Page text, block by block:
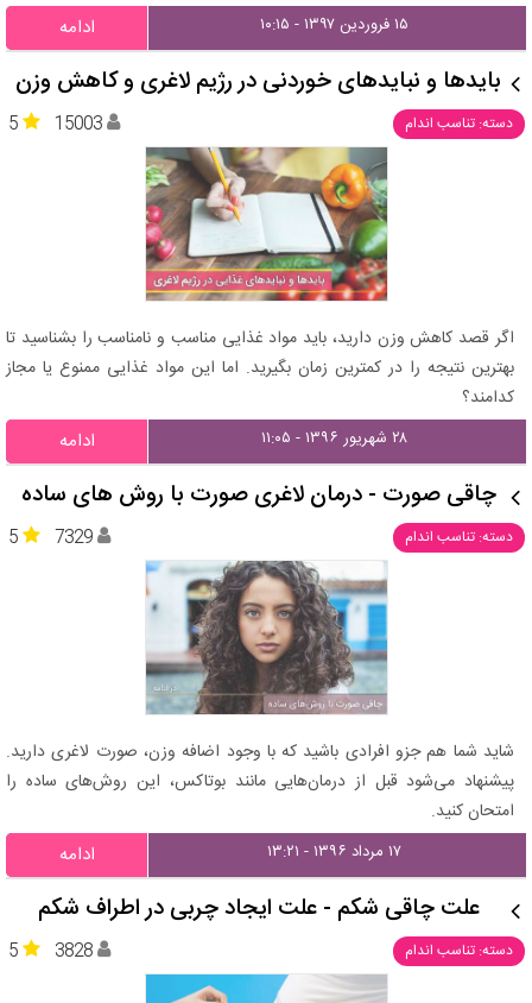
۱۵ فروردین ۱۳۹۷ - ۱۰:۱۵ ادامه
بایدها و نبایدهای خوردنی در رژیم لاغری و کاهش وزن
دسته: تناسب اندام 5 15003
اگر قصد کاهش وزن دارید، باید مواد غذایی مناسب و نامناسب را بشناسید تا
بهترین نتیجه را در کمترین زمان بگیرید. اما این مواد غذایی ممنوع یا مجاز
کدامند؟
۲۸ شهریور ۱۳۹۶ - ۱۱:۰۵ ادامه
چاقی صورت - درمان لاغری صورت با روش های ساده
دسته: تناسب اندام 5 7329
شاید شما هم جزو افرادی باشید که با وجود اضافه وزن، صورت لاغری دارید.
پیشنهاد می‌شود قبل از درمان‌هایی مانند بوتاکس، این روش‌های ساده را
امتحان کنید.
۱۷ مرداد ۱۳۹۶ - ۱۳:۲۱ ادامه
علت چاقی شکم - علت ایجاد چربی در اطراف شکم
دسته: تناسب اندام 5 3828